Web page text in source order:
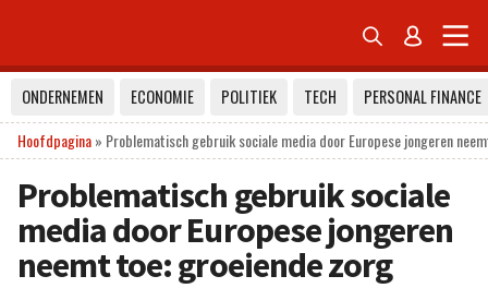
 
ONDERNEMEN ECONOMIE POLITIEK TECH
PERSONAL FINANCE
Hoofdpagina» Problematisch gebruik sociale media door Europese jongeren
Problematisch gebruik sociale
media door Europese jongeren
neemt toe: groeiende zorg